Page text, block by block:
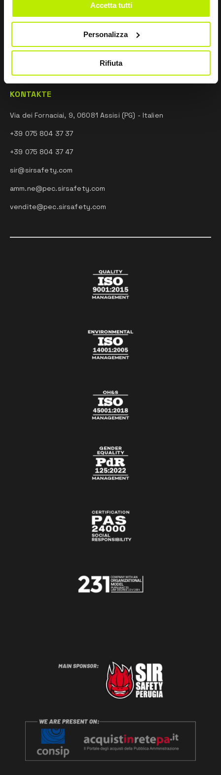
Accetta tutti
Personalizza
Rifiuta
Whistleblowing
Größentabelle und Pflegehinweise
KONTAKTE
Via dei Fornaciai, 9, 06081 Assisi (PG) - Italien
+39 075 804 37 37
+39 075 804 37 47
sir@sirsafety.com
amm.ne@pec.sirsafety.com
vendite@pec.sirsafety.com